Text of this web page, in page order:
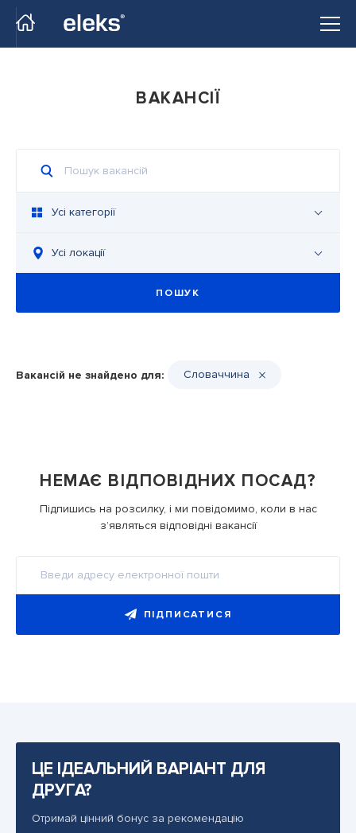
Перейти на головний сайт
ВАКАНСІЇ
Усі категорії
Усі локації
Вакансій не знайдено для: Словаччина
НЕМАЄ ВІДПОВІДНИХ ПОСАД?
Підпишись на розсилку, і ми повідомимо, коли в нас
з’являться відповідні вакансії
ПІДПИСАТИСЯ
ЦЕ ІДЕАЛЬНИЙ ВАРІАНТ ДЛЯ
ДРУГА?
Отримай цінний бонус за рекомендацію